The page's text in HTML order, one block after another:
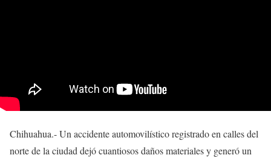
Chihuahua.- Un accidente automovilístico registrado en calles del
norte de la ciudad dejó cuantiosos daños materiales y generó un